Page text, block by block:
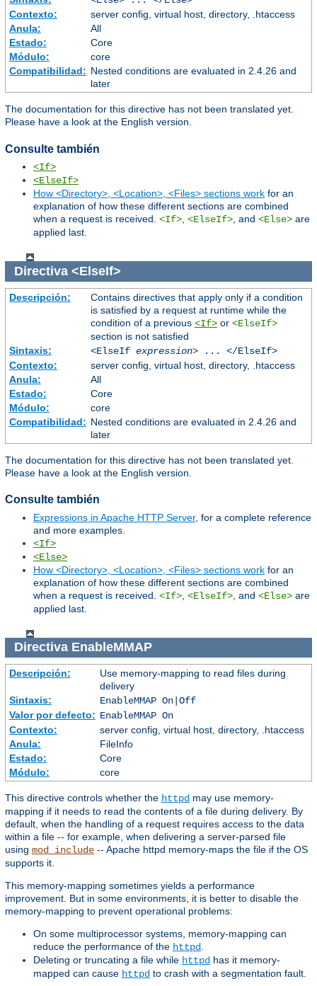
Contexto:
server config, virtual host, directory, .htaccess
Anula:
All
Estado:
Core
Módulo:
core
Compatibilidad: Nested conditions are evaluated in 2.4.26 and
later
The documentation for this directive has not been translated yet.
Please have a look at the English version.
Consulte también
<If>
<ElseIf>
How <Directory>, <Location>, <Files> sections work for an
explanation of how these different sections are combined
when a request is received. <If>, <ElseIf>, and <Else> are
applied last.
Directiva <ElseIf>
Descripción:
Contains directives that apply only if a condition
is satisfied by a request at runtime while the
condition of a previous <If>or <ElseIf>
section is not satisfied
Sintaxis:
<ElseIf expression> ... </ElseIf>
Contexto:
server config, virtual host, directory, .htaccess
Anula:
All
Estado:
Core
Módulo:
core
Compatibilidad: Nested conditions are evaluated in 2.4.26 and
later
The documentation for this directive has not been translated yet.
Please have a look at the English version.
Consulte también
Expressions in Apache HTTP Server, for a complete reference
and more examples.
<If>
<Else>
How <Directory>, <Location>, <Files> sections work for an
explanation of how these different sections are combined
when a request is received. <If> <ElseIf> , and <Else> are
applied last.
Directiva EnableMMAP
Descripción:
Use memory-mapping to read files during
delivery
Sintaxis:
EnableMMAP On|Off
Valor por defecto: EnableMMAP On
Contexto:
server config, virtual host, directory, .htaccess
Anula:
FileInfo
Estado:
Core
Módulo:
core
This directive controls whether the httpd may use memory-
mapping if it needs to read the contents of a file during delivery. By
default, when the handling of a request requires access to the data
within a file -- for example, when delivering a server-parsed file
using mod_include -- Apache httpd memory-maps the file if the OS
supports it.
This memory-mapping sometimes yields a performance
improvement. But in some environments, it is better to disable the
memory-mapping to prevent operational problems:
On some multiprocessor systems, memory-mapping can
reduce the performance of the httpd
Deleting or truncating a file while httpd has it memory-
mapped can cause httpd to crash with a segmentation fault.